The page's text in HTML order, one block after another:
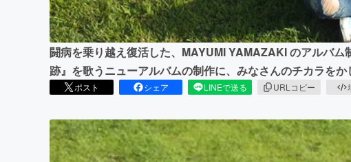
闘病を乗り越え復活した、MAYUMI YAMAZAKI のアルバム
跡』を歌うニューアルバムの制作に、みなさんのチカラをか
ポスト シェア LINEで送る URLコピー